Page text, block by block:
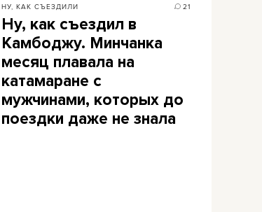
НУ, КАК СЪЕЗДИЛИ 21
Ну, как съездил в
Камбоджу. Минчанка
месяц плавала на
катамаране с
мужчинами, которых до
поездки даже не знала